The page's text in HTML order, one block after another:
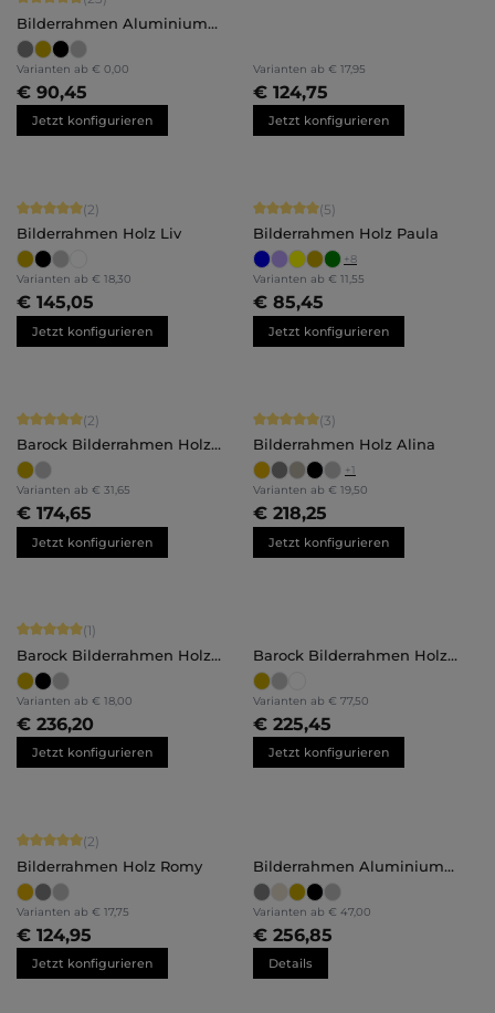
Bilderrahmen Aluminium
Noah
Varianten ab € 0,00
€ 90,45
Jetzt konfigurieren
Varianten ab € 17,95
€ 124,75
Jetzt konfigurieren
Durchschnittliche Bewertung von 5 von 5 Sternen
(2)
Bilderrahmen Holz Liv
Varianten ab € 18,30
€ 145,05
Jetzt konfigurieren
Durchschnittliche Bewertung von 5
(5)
Bilderrahmen Holz Paula
+8
Varianten ab € 11,55
€ 85,45
Jetzt konfigurieren
Durchschnittliche Bewertung von 5 von 5 Sternen
(2)
Barock Bilderrahmen Holz
Anna
Varianten ab € 31,65
€ 174,65
Jetzt konfigurieren
Durchschnittliche Bewertung von 5
(3)
Bilderrahmen Holz Alina
+1
Varianten ab € 19,50
€ 218,25
Jetzt konfigurieren
Durchschnittliche Bewertung von 5 von 5 Sternen
(1)
Barock Bilderrahmen Holz
Stella
Varianten ab € 18,00
€ 236,20
Jetzt konfigurieren
Barock Bilderrahmen Holz
Victoria
Varianten ab € 77,50
€ 225,45
Jetzt konfigurieren
Durchschnittliche Bewertung von 5 von 5 Sternen
(2)
Bilderrahmen Holz Romy
Varianten ab € 17,75
€ 124,95
Jetzt konfigurieren
Bilderrahmen Aluminium
Mika Brandschutz Zertifikat A1
Varianten ab € 47,00
€ 256,85
Details